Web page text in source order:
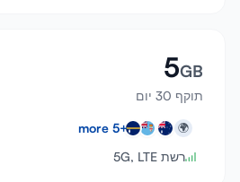
5GB
תוקף 30 יום
🌍
+
5
רשת 5G, LTE